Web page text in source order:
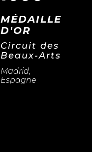
MÉDAILLE
D'OR
Circuit des
Beaux-Arts
Madrid,
Espagne